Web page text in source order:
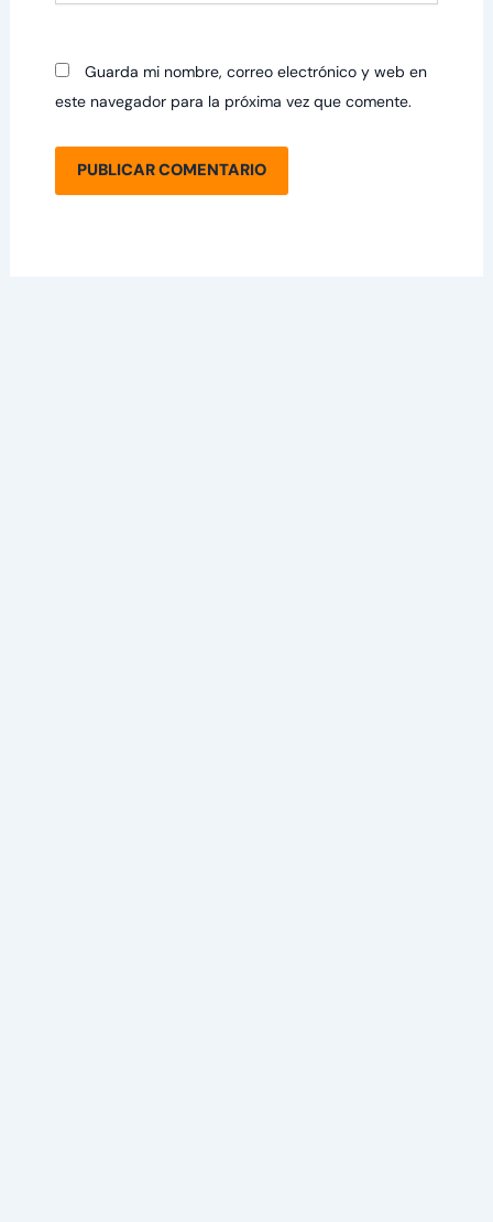
Guarda mi nombre, correo electrónico y web en
este navegador para la próxima vez que comente.